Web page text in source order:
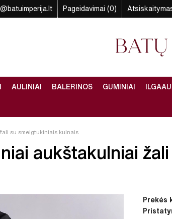
Pageidavimai (0)
AULINIAI BALERINOS GUMINIAI
su smeigtukiniais kulnais
aukštakulniai
Prekės